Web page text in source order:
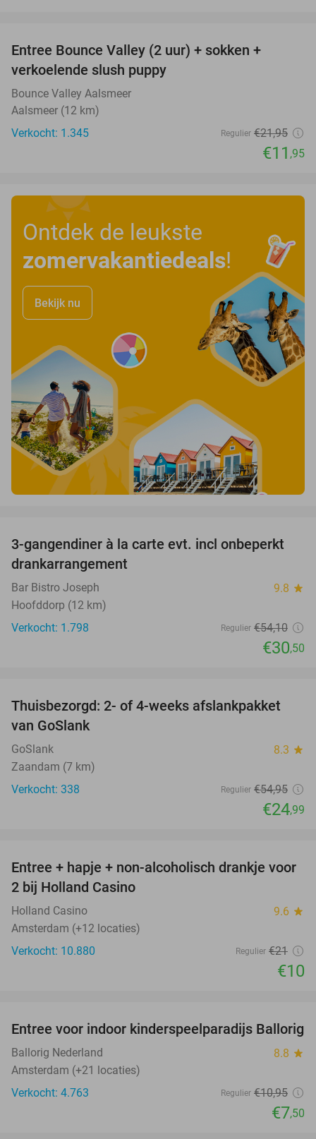
Entree Bounce Valley (2 uur) + sokken +
verkoelende slush puppy
Bounce Valley Aalsmeer
Aalsmeer (12 km)
Verkocht: 1.345
Regulier €21,95
€11 ,95
Ontdek de leukste
zomervakantiedeals!
Bekijk nu
44%
3-gangendiner à la carte evt. incl onbeperkt
drankarrangement
Bar Bistro Joseph 9.8 star
Hoofddorp (12 km)
Verkocht: 1.798
Regulier €54,10
€30,50
55%
Thuisbezorgd: 2- of 4-weeks afslankpakket
van GoSlank
GoSlank 8.3 star
Zaandam (7 km)
Verkocht: 338
Regulier €54,95
€24,99
52%
Entree + hapje + non-alcoholisch drankje voor
2 bij Holland Casino
Holland Casino 9.6 star
Amsterdam (+12 locaties)
Verkocht: 10.880
Regulier €21
€10
32%
Entree voor indoor kinderspeelparadijs Ballorig
Ballorig Nederland 8.8 star
Amsterdam (+21 locaties)
Verkocht: 4.763
Regulier €10,95
€7,50